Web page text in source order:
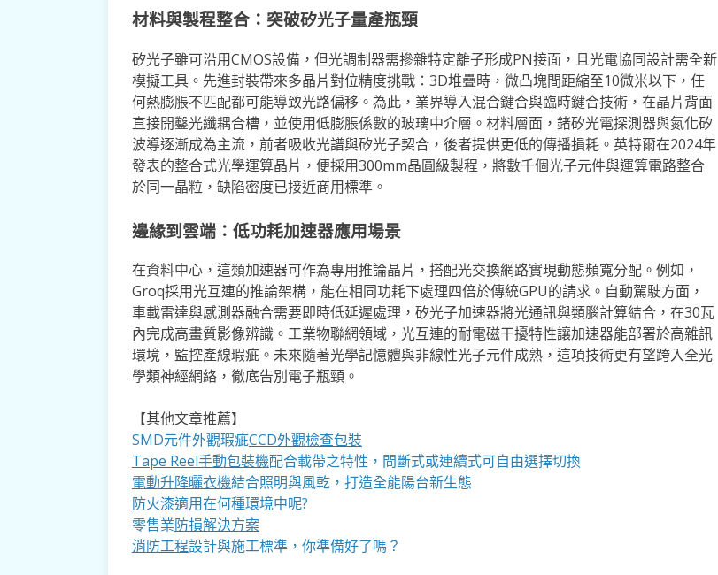
材料與製程整合：突破矽光子量產瓶頸
矽光子雖可沿用CMOS設備，但光調制器需摻雜特定離子形成PN接面，且光電協同設計需全新
模擬工具。先進封裝帶來多晶片對位精度挑戰：3D堆疊時，微凸塊間距縮至10微米以下，任
何熱膨脹不匹配都可能導致光路偏移。為此，業界導入混合鍵合與臨時鍵合技術，在晶片背面
直接開鑿光纖耦合槽，並使用低膨脹係數的玻璃中介層。材料層面，鍺矽光電探測器與氮化矽
波導逐漸成為主流，前者吸收光譜與矽光子契合，後者提供更低的傳播損耗。英特爾在2024年
發表的整合式光學運算晶片，便採用300mm晶圓級製程，將數千個光子元件與運算電路整合
於同一晶粒，缺陷密度已接近商用標準。
邊緣到雲端：低功耗加速器應用場景
在資料中心，這類加速器可作為專用推論晶片，搭配光交換網路實現動態頻寬分配。例如，
Groq採用光互連的推論架構，能在相同功耗下處理四倍於傳統GPU的請求。自動駕駛方面，
車載雷達與感測器融合需要即時低延遲處理，矽光子加速器將光通訊與類腦計算結合，在30瓦
內完成高畫質影像辨識。工業物聯網領域，光互連的耐電磁干擾特性讓加速器能部署於高雜訊
環境，監控產線瑕疵。未來隨著光學記憶體與非線性光子元件成熟，這項技術更有望跨入全光
學類神經網絡，徹底告別電子瓶頸。
【其他文章推薦】
SMD元件外觀瑕疵CCD外觀檢查包裝
Tape Reel手動包裝機配合載帶之特性，間斷式或連續式可自由選擇切換
電動升降曬衣機結合照明與風乾，打造全能陽台新生態
防火漆適用在何種環境中呢?
零售業防損解決方案
消防工程設計與施工標準，你準備好了嗎？